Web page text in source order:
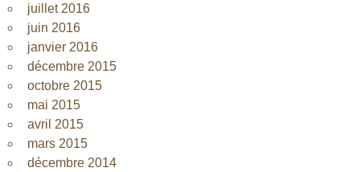
juillet 2016
juin 2016
janvier 2016
décembre 2015
octobre 2015
mai 2015
avril 2015
mars 2015
décembre 2014